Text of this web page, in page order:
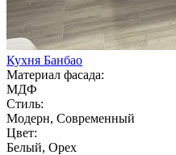
Кухня Банбао
Материал фасада:
МДФ
Стиль:
Модерн, Современный
Цвет:
Белый, Орех